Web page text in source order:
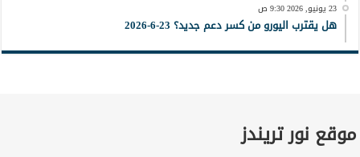
23 يونيو, 2026 9:30 ص
هل يقترب اليورو من كسر دعم جديد؟ 23-6-2026
موقع نور تريندز